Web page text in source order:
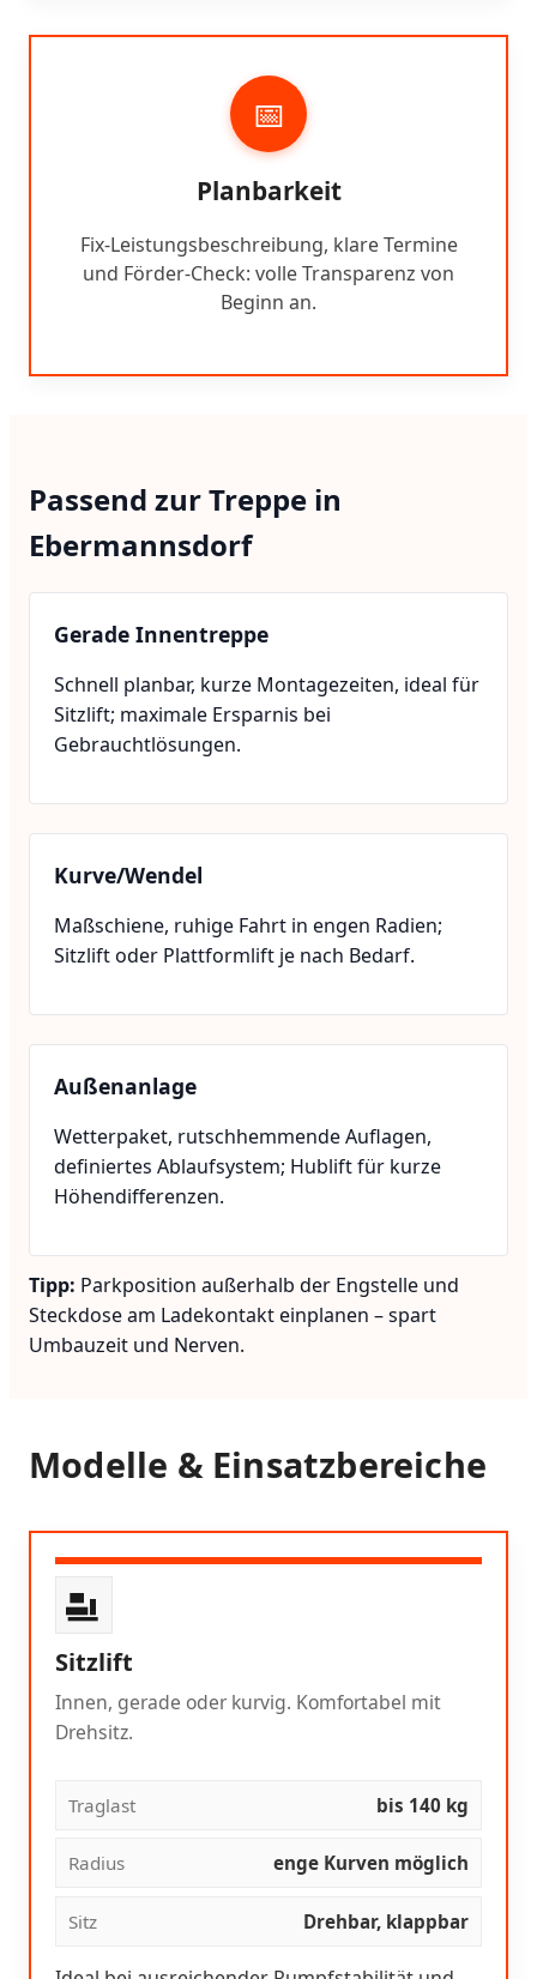
📅
Planbarkeit
Fix-Leistungsbeschreibung, klare Termine
und Förder-Check: volle Transparenz von
Beginn an.
Passend zur Treppe in
Ebermannsdorf
Gerade Innentreppe
Schnell planbar, kurze Montagezeiten, ideal für
Sitzlift; maximale Ersparnis bei
Gebrauchtlösungen.
Kurve/Wendel
Maßschiene, ruhige Fahrt in engen Radien;
Sitzlift oder Plattformlift je nach Bedarf.
Außenanlage
Wetterpaket, rutschhemmende Auflagen,
definiertes Ablaufsystem; Hublift für kurze
Höhendifferenzen.
Tipp: Parkposition außerhalb der Engstelle und
Steckdose am Ladekontakt einplanen – spart
Umbauzeit und Nerven.
Modelle & Einsatzbereiche
Sitzlift
Innen, gerade oder kurvig. Komfortabel mit
Drehsitz.
Traglast bis 140 kg
Radius enge Kurven möglich
Sitz Drehbar, klappbar